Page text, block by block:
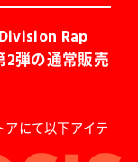
Rap
弾の通常販売
アにて以下アイテ